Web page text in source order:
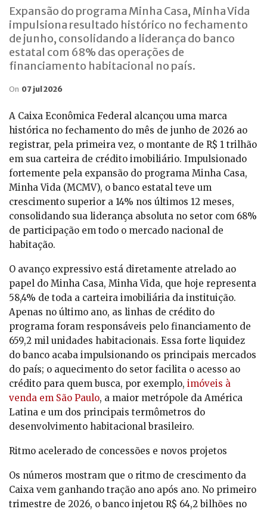
Expansão do programa Minha Casa, Minha Vida
impulsiona resultado histórico no fechamento
de junho, consolidando a liderança do banco
estatal com 68% das operações de
financiamento habitacional no país.
On 07 jul 2026
A Caixa Econômica Federal alcançou uma marca
histórica no fechamento do mês de junho de 2026 ao
registrar, pela primeira vez, o montante de R$ 1 trilhão
em sua carteira de crédito imobiliário. Impulsionado
fortemente pela expansão do programa Minha Casa,
Minha Vida (MCMV), o banco estatal teve um
crescimento superior a 14% nos últimos 12 meses,
consolidando sua liderança absoluta no setor com 68%
de participação em todo o mercado nacional de
habitação.
O avanço expressivo está diretamente atrelado ao
papel do Minha Casa, Minha Vida, que hoje representa
58,4% de toda a carteira imobiliária da instituição.
Apenas no último ano, as linhas de crédito do
programa foram responsáveis pelo financiamento de
659,2 mil unidades habitacionais. Essa forte liquidez
do banco acaba impulsionando os principais mercados
do país; o aquecimento do setor facilita o acesso ao
crédito para quem busca, por exemplo, imóveis à
venda em São Paulo, a maior metrópole da América
Latina e um dos principais termômetros do
desenvolvimento habitacional brasileiro.
Ritmo acelerado de concessões e novos projetos
Os números mostram que o ritmo de crescimento da
Caixa vem ganhando tração ano após ano. No primeiro
trimestre de 2026, o banco injetou R$ 64,2 bilhões no